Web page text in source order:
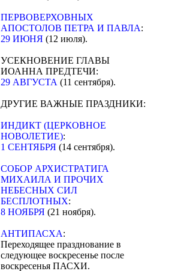
ПЕРВОВЕРХОВНЫХ
АПОСТОЛОВ ПЕТРА И ПАВЛА:
29 ИЮНЯ (12 июля).
УСЕКНОВЕНИЕ ГЛАВЫ
ИОАННА ПРЕДТЕЧИ:
29 АВГУСТА (11 сентября).
ДРУГИЕ ВАЖНЫЕ ПРАЗДНИКИ:
ИНДИКТ (ЦЕРКОВНОЕ
НОВОЛЕТИЕ):
1 СЕНТЯБРЯ (14 сентября).
CОБОР АРХИСТРАТИГА
МИХАИЛА И ПРОЧИХ
НЕБЕСНЫХ СИЛ
БЕСПЛОТНЫХ:
8 НОЯБРЯ (21 ноября).
АНТИПАСХА:
Переходящее празднование в
следующее воскресенье после
воскресенья ПАСХИ.